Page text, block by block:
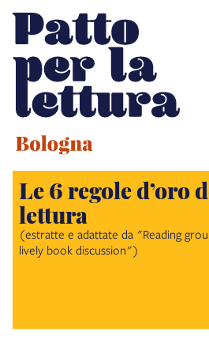
Le 6 regole d’oro
lettura
(estratte e adattate da "Reading
lively book discussion")